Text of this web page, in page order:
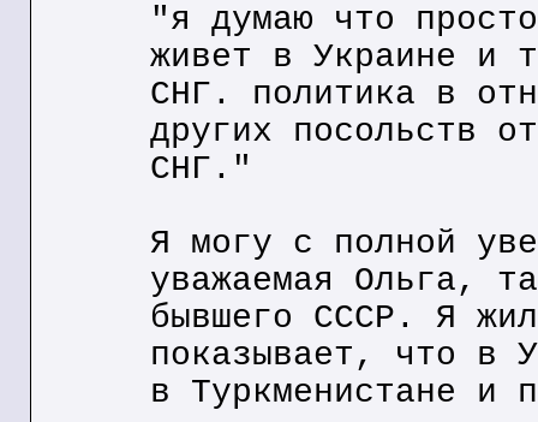
"я думаю что
живет в Украине и
СНГ. политика в
других посольств
СНГ."
Я могу с полной
уважаемая Ольга,
бывшего СССР. Я
показывает, что в
в Туркменистане